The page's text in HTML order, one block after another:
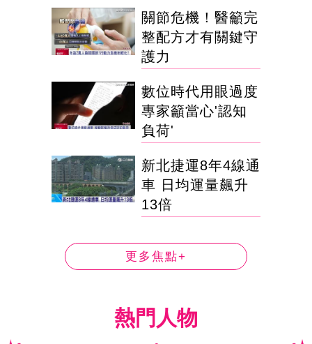
關節危機！醫籲完
整配方才有關鍵守
護力
數位時代用眼過度
專家籲當心'認知
負荷'
新北捷運8年4線通
車 日均運量飆升
13倍
更多焦點+
熱門人物